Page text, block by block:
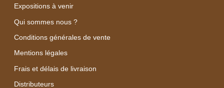
Expositions à venir
Qui sommes nous ?
Conditions générales de vente
Mentions légales
Frais et délais de livraison
Distributeurs